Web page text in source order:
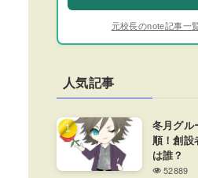
元校長のnote記事一
人気記事
冬月グル
順！創設
は誰？
52889